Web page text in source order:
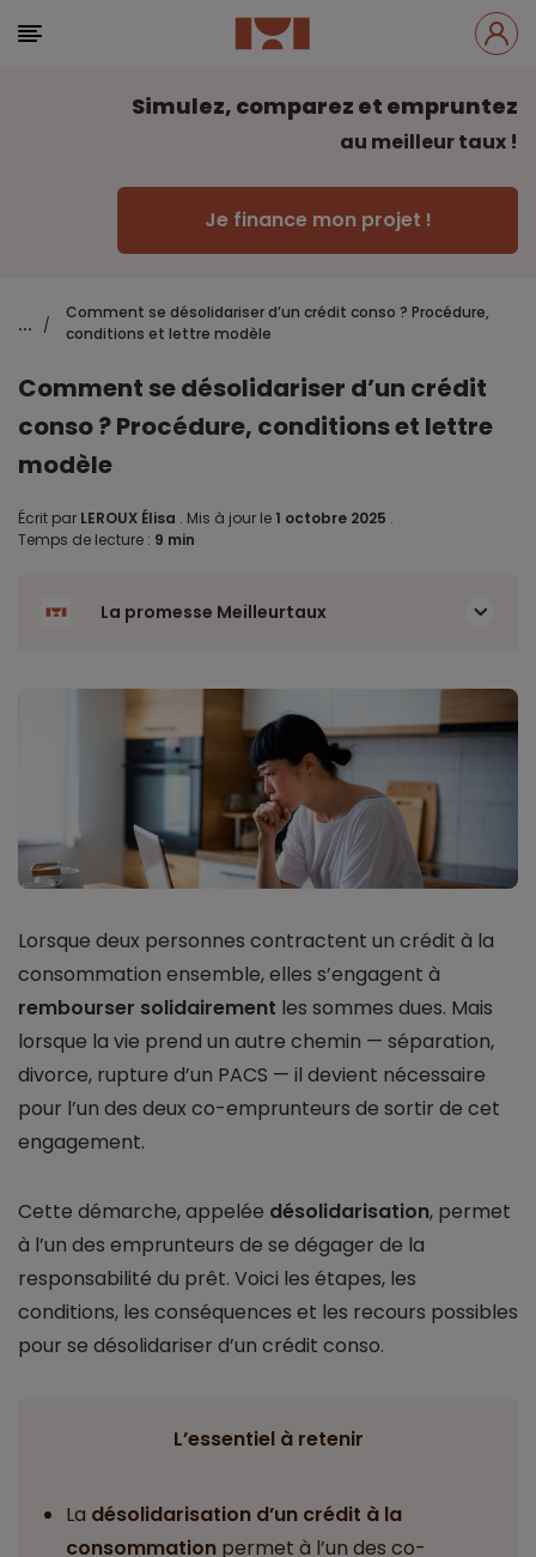
Simulez, comparez et empruntez
au meilleur taux !
Je finance mon projet !
... /
Comment se désolidariser d’un crédit conso ? Procédure,
conditions et lettre modèle
Comment se désolidariser d’un crédit
conso ? Procédure, conditions et lettre
modèle
Écrit par LEROUX Élisa . Mis à jour le 1 octobre 2025 .
Temps de lecture : 9 min
La promesse Meilleurtaux
Lorsque deux personnes contractent un crédit à la
consommation ensemble, elles s’engagent à
rembourser solidairement les sommes dues. Mais
lorsque la vie prend un autre chemin — séparation,
divorce, rupture d’un PACS — il devient nécessaire
pour l’un des deux co-emprunteurs de sortir de cet
engagement.
Cette démarche, appelée désolidarisation, permet
à l’un des emprunteurs de se dégager de la
responsabilité du prêt. Voici les étapes, les
conditions, les conséquences et les recours possibles
pour se désolidariser d’un crédit conso.
L’essentiel à retenir
La désolidarisation d’un crédit à la
consommation permet à l’un des co-